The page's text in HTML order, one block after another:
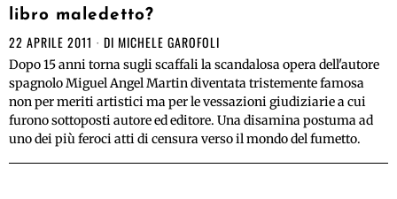
libro maledetto?
22 APRILE 2011 DI MICHELE GAROFOLI
Dopo 15 anni torna sugli scaffali la scandalosa opera dell'autore
spagnolo Miguel Angel Martin diventata tristemente famosa
non per meriti artistici ma per le vessazioni giudiziarie a cui
furono sottoposti autore ed editore. Una disamina postuma ad
uno dei più feroci atti di censura verso il mondo del fumetto.